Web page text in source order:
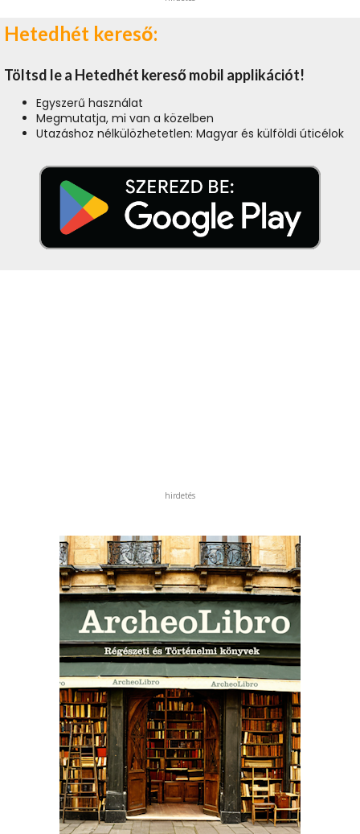
Hetedhét kereső:
Töltsd le a Hetedhét kereső mobil applikációt!
Egyszerű használat
Megmutatja, mi van a közelben
Utazáshoz nélkülözhetetlen: Magyar és külföldi úticélok
hirdetés